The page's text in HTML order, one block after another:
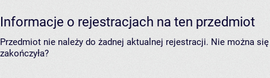
Informacje o rejestracjach na ten przedmiot
Przedmiot nie należy do żadnej aktualnej rejestracji. Nie można
zakończyła?